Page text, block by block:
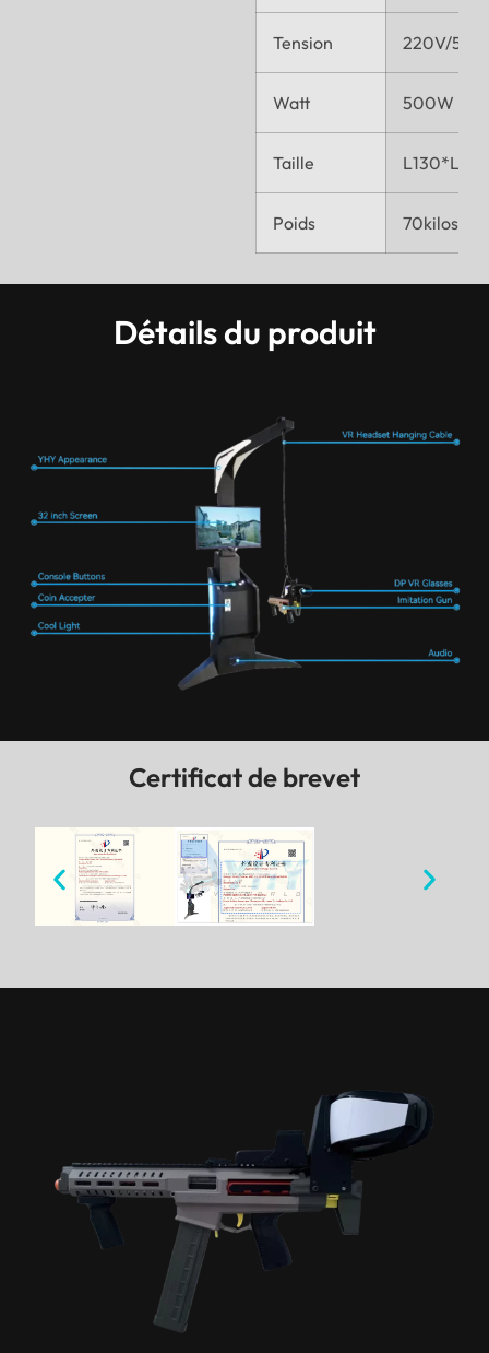
Tension 220V/50-
Watt 500W
Taille
Poids 70kilos
Détails du produit
Certificat de brevet